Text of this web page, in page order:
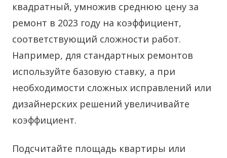
квадратный, умножив среднюю цену за
ремонт в 2023 году на коэффициент,
соответствующий сложности работ.
Например, для стандартных ремонтов
используйте базовую ставку, а при
необходимости сложных исправлений или
дизайнерских решений увеличивайте
коэффициент.
Подсчитайте площадь квартиры или